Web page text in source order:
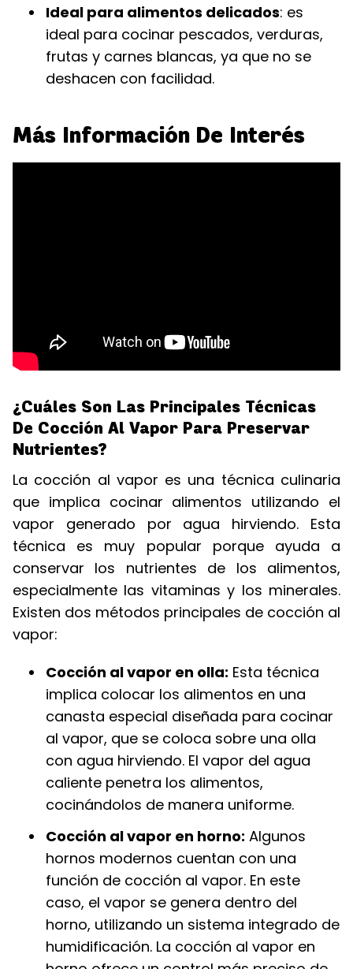
Ideal para alimentos delicados: es
ideal para cocinar pescados, verduras,
frutas y carnes blancas, ya que no se
deshacen con facilidad.
Más Información De Interés
¿Cuáles Son Las Principales Técnicas
De Cocción Al Vapor Para Preservar
Nutrientes?
La cocción al vapor es una técnica culinaria
que implica cocinar alimentos utilizando el
vapor generado por agua hirviendo. Esta
técnica es muy popular porque ayuda a
conservar los nutrientes de los alimentos,
especialmente las vitaminas y los minerales.
Existen dos métodos principales de cocción al
vapor:
Cocción al vapor en olla: Esta técnica
implica colocar los alimentos en una
canasta especial diseñada para cocinar
al vapor, que se coloca sobre una olla
con agua hirviendo. El vapor del agua
caliente penetra los alimentos,
cocinándolos de manera uniforme.
Cocción al vapor en horno: Algunos
hornos modernos cuentan con una
función de cocción al vapor. En este
caso, el vapor se genera dentro del
horno, utilizando un sistema integrado de
humidificación. La cocción al vapor en